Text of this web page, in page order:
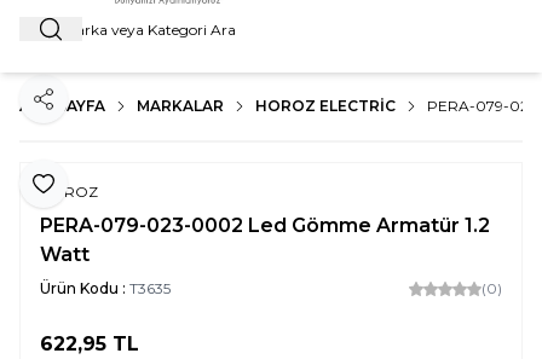
Ara
ANA SAYFA MARKALAR HOROZ ELECTRIC PERA-079-
Favoriye Ekle
Paylaş
HOROZ
PERA-079-023-0002 Led Gömme Armatür 1.2
Watt
Ürün Kodu : T3635 (0)
622,95 TL